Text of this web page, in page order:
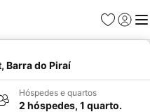
Favoritos
Iniciar
Barra do Piraí
Hóspedes e quartos
2 hóspedes, 1 quarto.